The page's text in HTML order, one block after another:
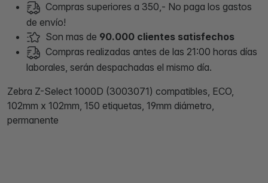
Compras superiores a 350,- No paga los gastos
de envío!
Son mas de 90.000 clientes satisfechos
Compras realizadas antes de las 21:00 horas días
laborales, serán despachadas el mismo día.
Zebra Z-Select 1000D (3003071) compatibles, ECO,
102mm x 102mm, 150 etiquetas, 19mm diámetro,
permanente